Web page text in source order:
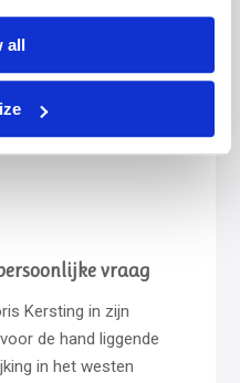
all
een uniek stukje
anderen en met
vraag
Kersting in zijn
de hand liggende
in het westen